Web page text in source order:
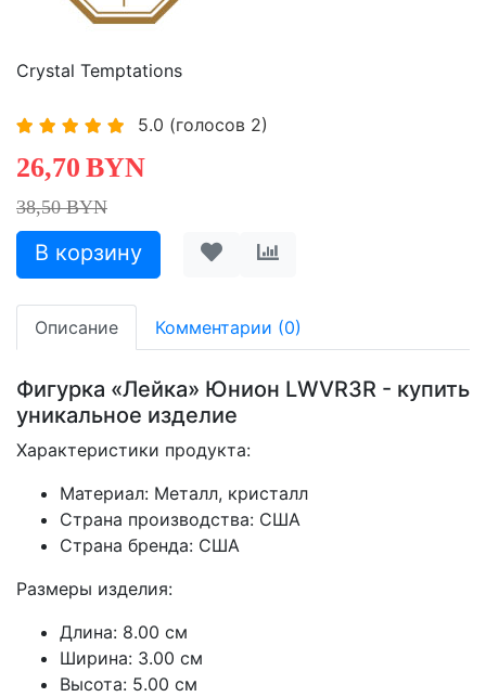
Crystal Temptations
5.0 (голосов 2)
26,70 BYN
38,50 BYN
Описание Комментарии (0)
Фигурка «Лейка» Юнион LWVR3R - купить
уникальное изделие
Характеристики продукта:
Материал: Металл, кристалл
Страна производства: США
Страна бренда: США
Размеры изделия:
Длина: 8.00 см
Ширина: 3.00 см
Высота: 5.00 см